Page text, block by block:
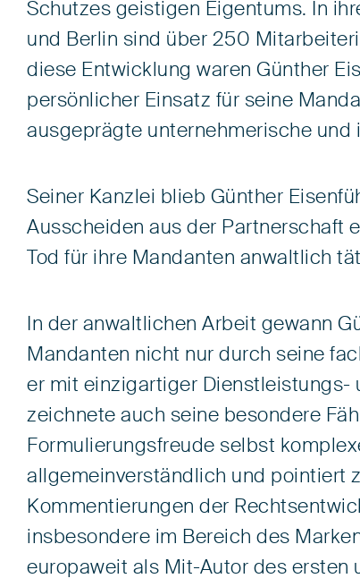
Schutzes geistigen Eigentums. In
und Berlin sind über 250
diese Entwicklung waren Günther
persönlicher Einsatz für seine
ausgeprägte unternehmerische
Seiner Kanzlei blieb Günther
Ausscheiden aus der Partnerschaft
Tod für ihre Mandanten anwaltlich
In der anwaltlichen Arbeit gewann
Mandanten nicht nur durch seine
er mit einzigartiger Dienstleistungs-
zeichnete auch seine besondere
Formulierungsfreude selbst
allgemeinverständlich und pointiert
Kommentierungen der
insbesondere im Bereich des
europaweit als Mit-Autor des ersten